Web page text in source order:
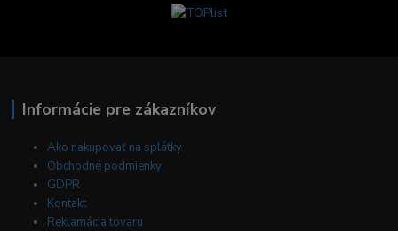
Informácie pre zákazníkov
Ako nakupovať na splátky
Obchodné podmienky
GDPR
Kontakt
Reklamácia tovaru